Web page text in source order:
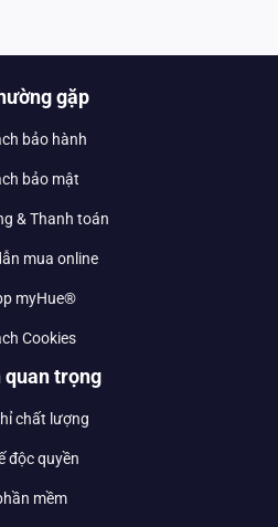
gặp
bảo hành
bảo mật
& Thanh toán
mua online
myHue®
Cookies
quan trọng
chất lượng
độc quyền
mềm